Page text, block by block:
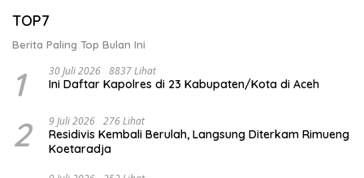
TOP7
Berita Paling Top Bulan Ini
1 30 Juli 2026 8837 Lihat
Ini Daftar Kapolres di 23 Kabupaten/Kota di Aceh
2 9 Juli 2026 276 Lihat
Residivis Kembali Berulah, Langsung Diterkam Rimueng
Koetaradja